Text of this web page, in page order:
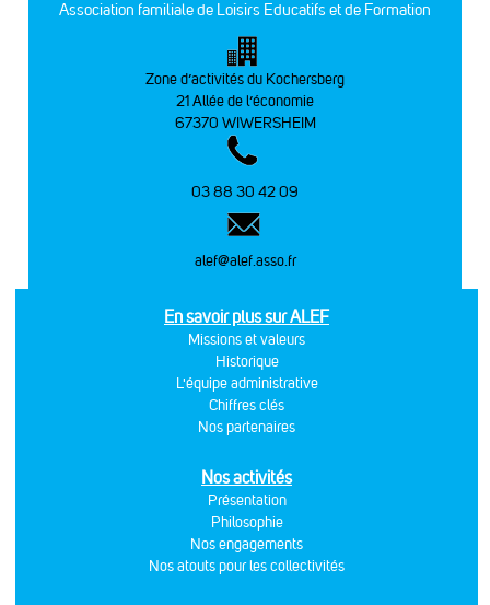
Association familiale de Loisirs Educatifs et de Formation
Zone d’activités du Kochersberg
21 Allée de l’économie
67370 WIWERSHEIM
03 88 30 42 09
alef@alef.asso.fr
En savoir plus sur ALEF
Missions et valeurs
Historique
L'équipe administrative
Chiffres clés
Nos partenaires
Nos activités
Présentation
Philosophie
Nos engagements
Nos atouts pour les collectivités